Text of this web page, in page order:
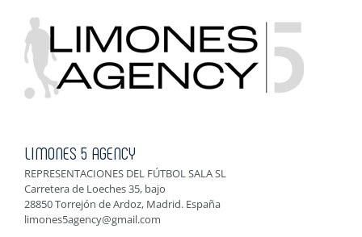
LIMONES 5 AGENCY
REPRESENTACIONES DEL FÚTBOL SALA SL
Carretera de Loeches 35, bajo
28850 Torrejón de Ardoz, Madrid. España
limones5agency@gmail.com